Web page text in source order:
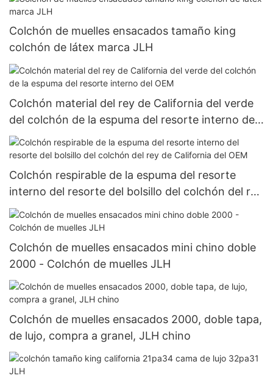
Colchón de muelles ensacados tamaño king
colchón de látex marca JLH
Colchón material del rey de California del verde
del colchón de la espuma del resorte interno del
OEM
Colchón respirable de la espuma del resorte
interno del resorte del bolsillo del colchón del rey
de California del OEM
Colchón de muelles ensacados mini chino doble
2000 - Colchón de muelles JLH
Colchón de muelles ensacados 2000, doble tapa,
de lujo, compra a granel, JLH chino